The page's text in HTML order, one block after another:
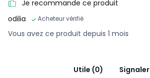
Je recommande ce produit
odilia
Acheteur vérifié
Vous avez ce produit depuis 1 mois
Utile (0)
Signaler